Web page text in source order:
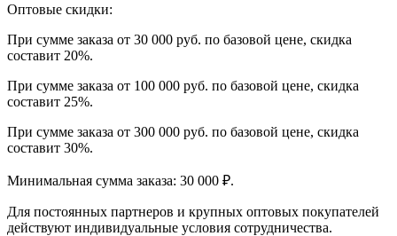
Оптовые скидки:
При сумме заказа от 30 000 руб. по базовой цене, скидка
составит 20%.
При сумме заказа от 100 000 руб. по базовой цене, скидка
составит 25%.
При сумме заказа от 300 000 руб. по базовой цене, скидка
составит 30%.
Минимальная сумма заказа: 30 000 ₽.
Для постоянных партнеров и крупных оптовых покупателей
действуют индивидуальные условия сотрудничества.